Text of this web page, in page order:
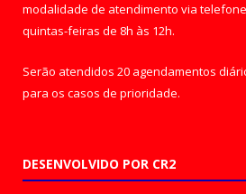
modalidade de atendimento via
quintas-feiras de 8h às 12h.
Serão atendidos 20 agendamentos
para os casos de prioridade.
DESENVOLVIDO POR CR2